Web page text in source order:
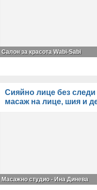
Салон за красота Wabi-Sabi
Сияйно лице без
масаж на лице, шия и
Масажно студио - Ина Динева